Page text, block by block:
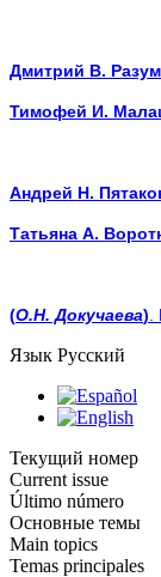
Дмитрий В.
Тимофей И.
Андрей Н.
Татьяна А.
(О.Н. Докучаева)
Язык Русский
Текущий номер
Current issue
Último número
Основные темы
Main topics
Temas principales